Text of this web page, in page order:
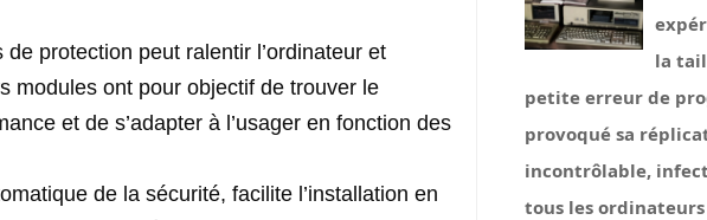
protection peut ralentir l’ordinateur et
modules ont pour objectif de trouver le
et de s’adapter à l’usager en fonction des
de la sécurité, facilite l’installation en
la
petite erreur de
provoqué sa
incontrôlable,
tous les